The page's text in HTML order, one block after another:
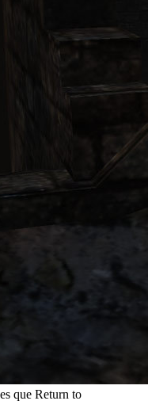
que Return to